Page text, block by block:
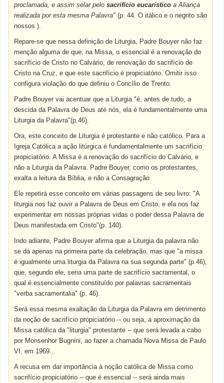
proclamada, e assim selar pelosacrifício eucarístico a Aliança
realizada por esta mesma Palavra"(p. 44. O itálico e o negrito são
nossos ).
Repare-se que nessa definição de Liturgia, Padre Bouyer não faz
menção alguma de que, na Missa, o essencial é a renovação do
sacrifício de Cristo no Calvário, de renovação do sacrifício de
Cristo na Cruz, e que este sacrifício é propiciatório. Omitir isso
configura violação do que definiu o Concílio de Trento.
Padre Bouyer vai acentuar que a Liturgia "é, antes de tudo, a
descida da Palavra de Deus até nós, ela é fundamentalmente uma
Liturgia da Palavra"(p.46).
Ora, este conceito de Liturgia é protestante e não católico. Para a
Igreja Católica a ação litúrgica é fundamentalmente um sacrifício
propiciatório. A Missa é a renovação do sacrifício do Calvário, e
não a Liturgia da Palavra. Padre Bouyer, como os protestantes,
exalta a leitura da Bíblia, e não a Consagração.
Ele repetirá esse conceito em várias passagens de seu livro: "A
liturgia nos faz ouvir a Palavra de Deus em Cristo, e ela nos faz
experimentar em nossas próprias vidas o poder dessa Palavra de
Deus manifestada em Cristo"(p. 140).
Indo adiante, Padre Bouyer afirma que a Liturgia da palavra não
se dá apenas na primeira parte da celebração, mas que "a missa
é igualmente uma liturgia da Palavra na sua segunda parte" (p.46),
que, segundo ele, seria uma parte de sacrifício sacramental, o
qual é essencialmente constituído por palavras sacramentais
"verba sacramentalia" (p. 46).
Será essa mesma exaltação da Liturgia da Palavra em detrimento
da noção de sacrifício propiciatório -- ou seja, a aproximação da
Missa católica da "liturgia" protestante -- que será levada a cabo
por Monsenhor Bugnini, ao fazer a chamada Nova Missa de Paulo
VI, em 1969...
A recusa em dar importância à noção católica de Missa como
sacrifício propiciatório -- que é essencial -- será ainda mais